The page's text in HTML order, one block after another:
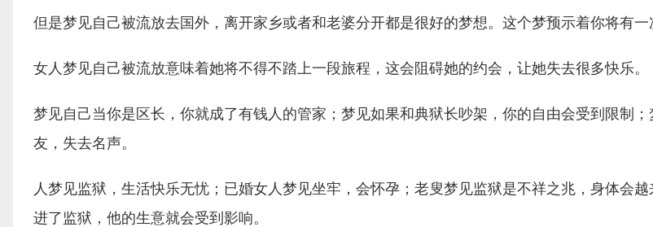
但是梦见自己被流放去国外，离开家乡或者和老婆分开都是很好的梦想。这个梦预示着你将有一
女人梦见自己被流放意味着她将不得不踏上一段旅程，这会阻碍她的约会，让她失去很多快乐。
梦见自己当你是区长，你就成了有钱人的管家；梦见如果和典狱长吵架，你的自由会受到限制；
友，失去名声。
人梦见监狱，生活快乐无忧；已婚女人梦见坐牢，会怀孕；老叟梦见监狱是不祥之兆，身体会
进了监狱，他的生意就会受到影响。